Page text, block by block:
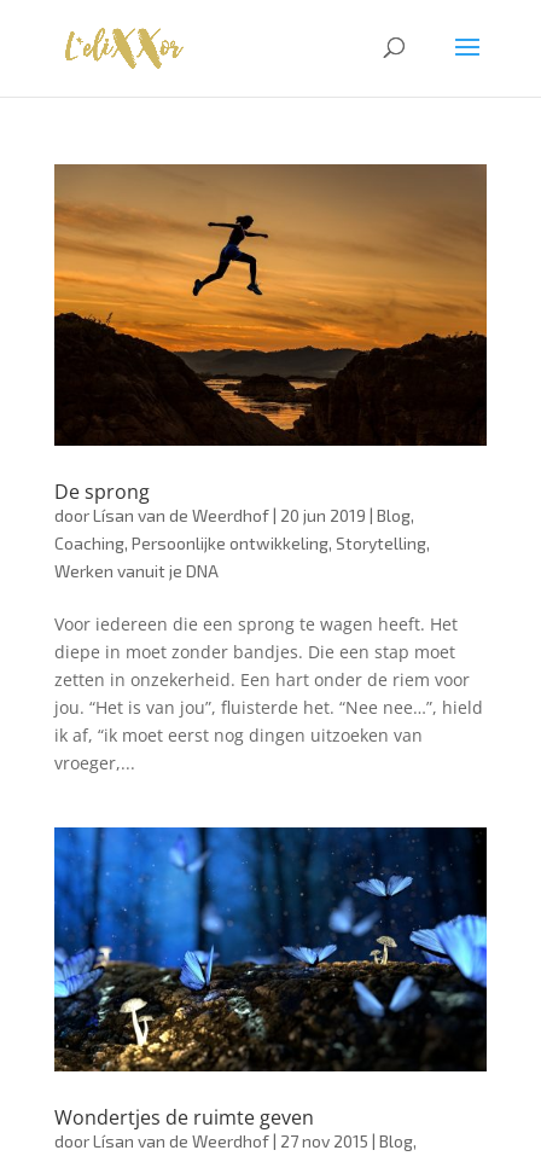
De sprong
doorLísan van de Weerdhof| 20 jun 2019 | Blog,
Coaching, Persoonlijke ontwikkeling, Storytelling,
Werken vanuit je DNA
Voor iedereen die een sprong te wagen heeft. Het
diepe in moet zonder bandjes. Die een stap moet
zetten in onzekerheid. Een hart onder de riem voor
jou. “Het is van jou”, fluisterde het. “Nee nee…”, hield
ik af, “ik moet eerst nog dingen uitzoeken van
vroeger,...
Wondertjes de ruimte geven
doorLísan van de Weerdhof| 27 nov 2015 | Blog,